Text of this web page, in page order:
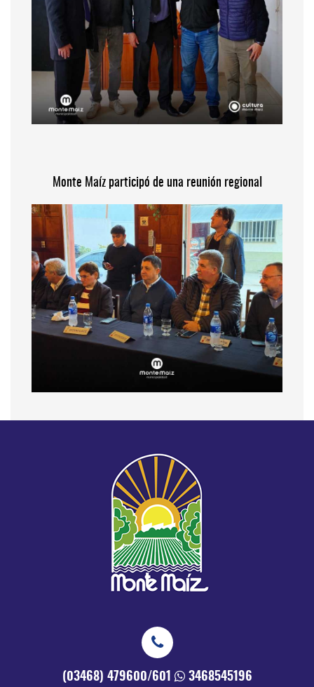
Monte Maíz participó de una reunión regional
(03468) 479600/601 3468545196